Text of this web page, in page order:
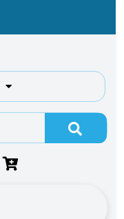
Αναζήτηση για: